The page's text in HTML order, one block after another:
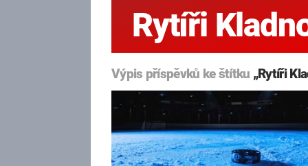
Rytíři
Výpis příspěvků ke štítku „Rytíři